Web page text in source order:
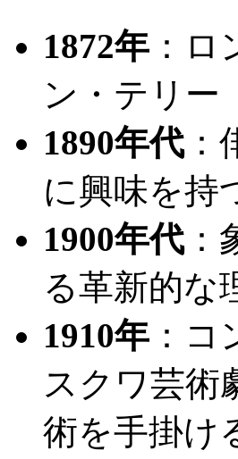
1872年 ：
ン・テリー
1890年代：
に興味を持
1900年代：
る革新的な
1910年 ：
スクワ芸術
術を手掛け